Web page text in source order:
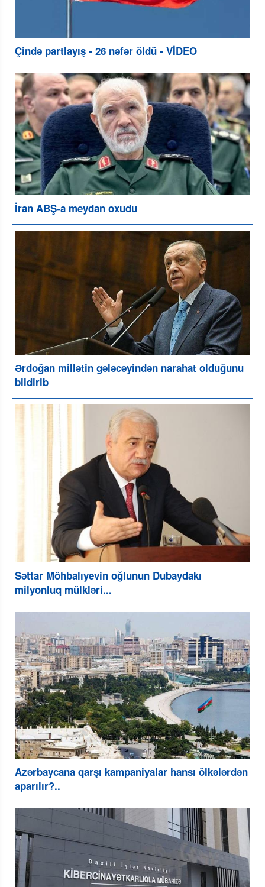
Çində partlayış - 26 nəfər öldü - VİDEO
İran ABŞ-a meydan oxudu
Ərdoğan millətin gələcəyindən narahat olduğunu
bildirib
Səttar Möhbalıyevin oğlunun Dubaydakı
milyonluq mülkləri...
Azərbaycana qarşı kampaniyalar hansı ölkələrdən
aparılır?..